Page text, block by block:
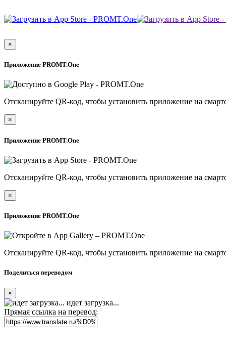
×
Приложение PROMT.One
Отсканируйте QR-код, чтобы установить приложение на
×
Приложение PROMT.One
Отсканируйте QR-код, чтобы установить приложение на
×
Приложение PROMT.One
Отсканируйте QR-код, чтобы установить приложение на
Поделиться переводом
×
идет загрузка...
Прямая ссылка на перевод: